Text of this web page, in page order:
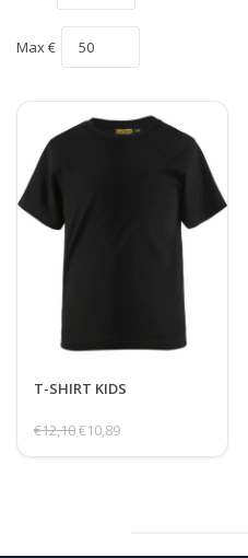
Max €
T-SHIRT KIDS
€12,10€10,89